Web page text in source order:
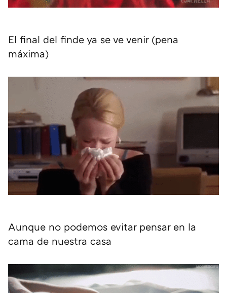
El final del finde ya se ve venir (pena
máxima)
Aunque no podemos evitar pensar en la
cama de nuestra casa